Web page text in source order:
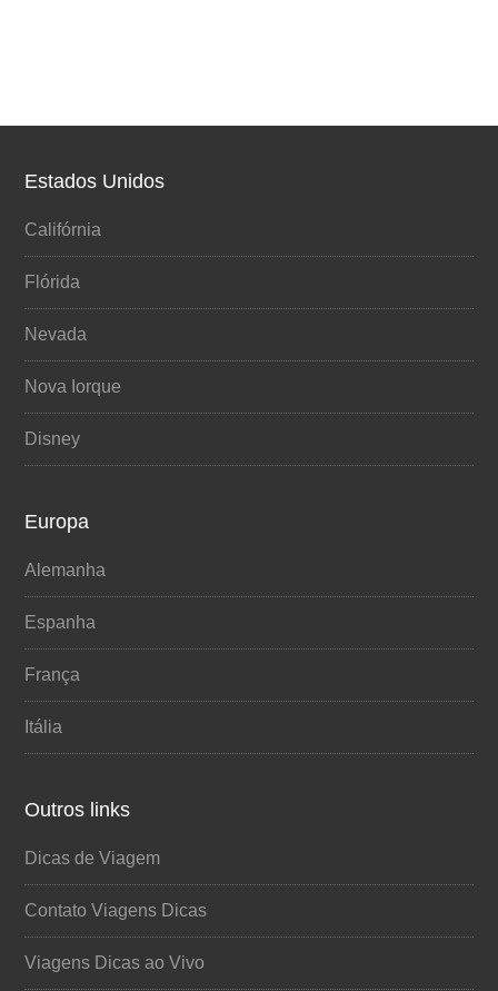
Estados Unidos
Califórnia
Flórida
Nevada
Nova Iorque
Disney
Europa
Alemanha
Espanha
França
Itália
Outros links
Dicas de Viagem
Contato Viagens Dicas
Viagens Dicas ao Vivo